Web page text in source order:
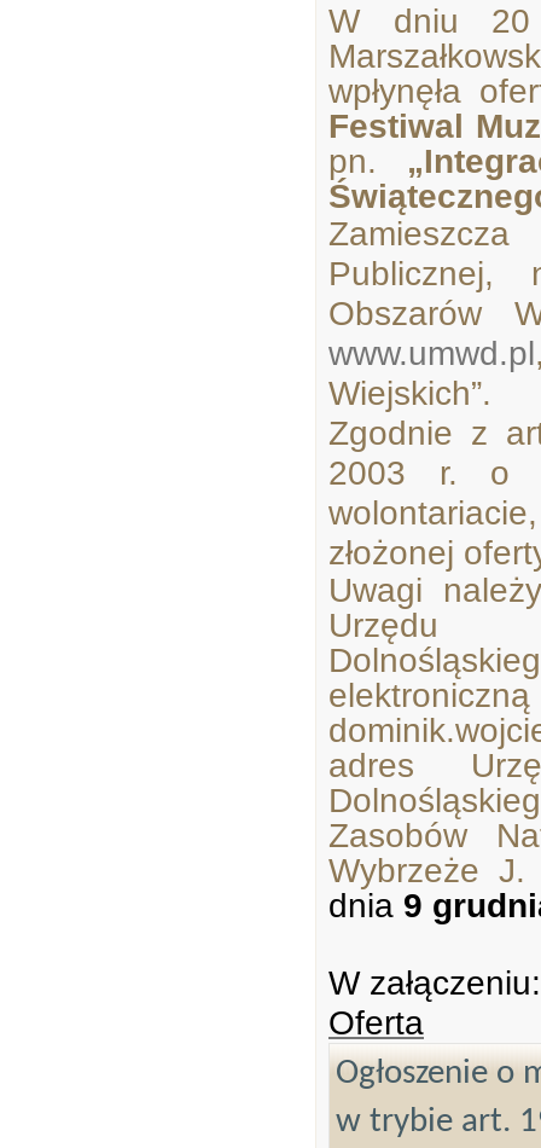
W dniu 20
wpłynęła
Festiwal
pn. „
Publicznej,
Obszarów
www.umwd.pl
Wiejskich”.
Zgodnie z
2003 r. o
złożonej
Uwagi
Urzędu
adres
Zasobów
Wybrzeże J.
dnia 9
W załączeniu:
Oferta
Ogłoszenie o
w trybie art.